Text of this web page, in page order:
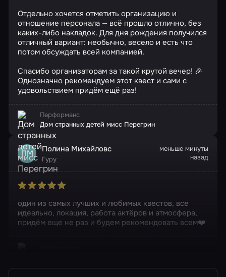
Отдельно хочется отметить организацию и
отношение персонала — всё прошло отлично, без
каких-либо накладок. Для дня рождения получился
отличный вариант: необычно, весело и есть что
потом обсуждать всей компанией.
Спасибо организаторам за такой крутой вечер! 🎉
Однозначно рекомендуем этот квест и сами с
удовольствием придём ещё раз!
Перформанс
Дом странных детей мисс Перегрин
ПМ Полина Михайловс
Гуру
меньше минуты
назад
один из самых лучших и любимых квестов, все
идеально, локация, работа актёров и атмосфера,
придём еще не раз и будем рекомендовать всем❤️